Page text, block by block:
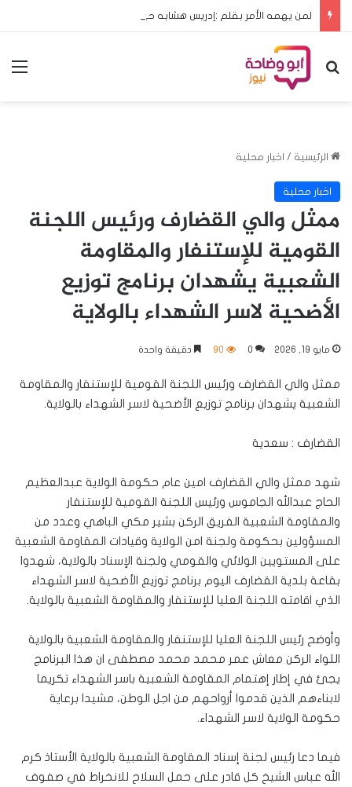
بحث عن
الرئيسية / اخبار محلية
اخبار محلية
ممثل والي القضارف ورئيس اللجنة
القومية للإستنفار والمقاومة
الشعبية يشهدان برنامج توزيع
الأضحية لاسر الشهداء بالولاية
مايو 19, 2026 0
90 دقيقة واحدة
ممثل والي القضارف ورئيس اللجنة القومية للإستنفار والمقاومة
الشعبية يشهدان برنامج توزيع الأضحية لاسر الشهداء بالولاية.
القضارف : سعدية
شهد ممثل والي القضارف امين عام حكومة الولاية عبدالعظيم
الحاج عبدالله الجاموس ورئيس اللجنة القومية للإستنفار
والمقاومة الشعبية الفريق الركن بشير مكي الباهي وعدد من
المسؤولين بحكومة ولجنة امن الولاية وقيادات المقاومة الشعبية
على المستويين الولائي والقومي ولجنة الإسناد بالولاية، شهدوا
بقاعة بلدية القضارف اليوم برنامج توزيع الأضحية لاسر الشهداء
الذي اقامته اللجنة العليا للإستنفار والمقاومة الشعبية بالولاية.
وأوضح رئيس اللجنة العليا للإستنفار والمقاومة الشعبية بالولاية
اللواء الركن معاش عمر محمد محمد مصطفى ان هذا البرنامج
يجئ في إطار إهتمام المقاومة الشعبية باسر الشهداء تكريما
لابناءهم الذين قدموا أرواحهم من اجل الوطن، مشيدا برعاية
حكومة الولاية لاسر الشهداء.
فيما دعا رئيس لجنة إسناد المقاومة الشعبية بالولاية الأستاذ كرم
الله عباس الشيخ كل قادر على حمل السلاح للانخراط في صفوف